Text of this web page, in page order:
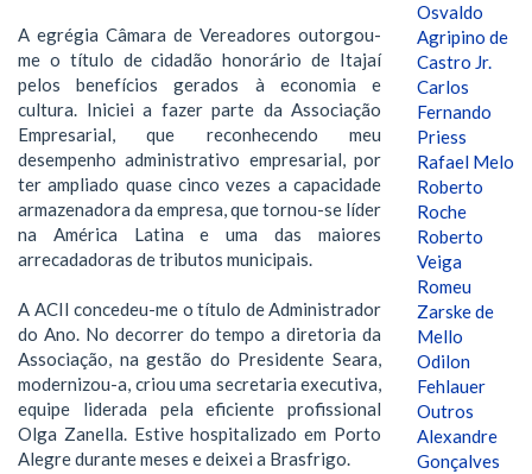
A egrégia Câmara de Vereadores outorgou-
me o título de cidadão honorário de Itajaí
pelos benefícios gerados à economia e
cultura. Iniciei a fazer parte da Associação
Empresarial, que reconhecendo meu
desempenho administrativo empresarial, por
ter ampliado quase cinco vezes a capacidade
armazenadora da empresa, que tornou-se líder
na América Latina e uma das maiores
arrecadadoras de tributos municipais.
A ACII concedeu-me o título de Administrador
do Ano. No decorrer do tempo a diretoria da
Associação, na gestão do Presidente Seara,
modernizou-a, criou uma secretaria executiva,
equipe liderada pela eficiente profissional
Olga Zanella. Estive hospitalizado em Porto
Alegre durante meses e deixei a Brasfrigo.
Osvaldo
Agripino de
Castro Jr.
Carlos
Fernando
Priess
Rafael Melo
Roberto
Roche
Roberto
Veiga
Romeu
Zarske de
Mello
Odilon
Fehlauer
Outros
Alexandre
Gonçalves